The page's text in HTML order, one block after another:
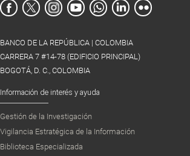
BANCO DE LA REPÚBLICA | COLOMBIA
CARRERA 7 #14-78 (EDIFICIO PRINCIPAL)
BOGOTÁ, D. C., COLOMBIA
Información de interés y ayuda
Gestión de la Investigación
Vigilancia Estratégica de la Información
Biblioteca Especializada